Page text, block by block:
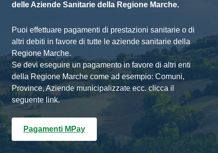
delle Aziende Sanitarie della Regione Marche.
Puoi effettuare pagamenti di prestazioni sanitarie o di
altri debiti in favore di tutte le aziende sanitarie della
Regione Marche.
Se devi eseguire un pagamento in favore di altri enti
della Regione Marche come ad esempio: Comuni,
Province, Aziende municipalizzate ecc. clicca il
seguente link.
Pagamenti MPay